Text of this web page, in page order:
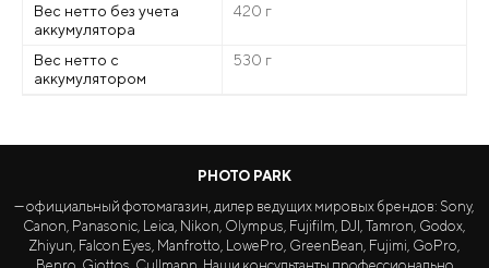
Вес нетто без учета
аккумулятора
420 г
Вес нетто с
аккумулятором
530 г
PHOTO PARK
— официальный фотомагазин, дилер ведущих мировых брендов: Sony,
Canon, Panasonic, Leica, Nikon, Olympus, Fujifilm, DJI, Tamron, Godox,
Zhiyun, Falcon Eyes, Manfrotto, LowePro, GreenBean, Fujimi, GoPro,
Benro, Giottos, Cullmann. Наши консультанты профессионально